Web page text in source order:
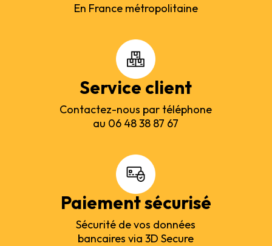
En France métropolitaine
Service client
Contactez-nous par téléphone
au 06 48 38 87 67
Paiement sécurisé
Sécurité de vos données
bancaires via 3D Secure